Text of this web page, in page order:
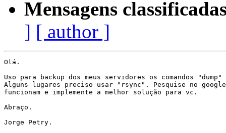
Mensagens
] [ author ]
Olá.
Uso para backup dos meus servidores os comandos
Alguns lugares preciso usar "rsync". Pesquise no
funcionam e implemente a melhor solução para vc.
Abraço.
Jorge Petry.